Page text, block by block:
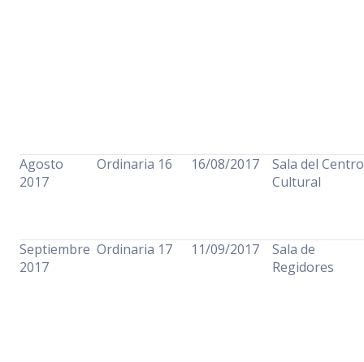
Agosto
2017
Ordinaria 16 16/08/2017
Sala del Centro
Cultural
Septiembre
2017
Ordinaria 17 11/09/2017
Sala de
Regidores